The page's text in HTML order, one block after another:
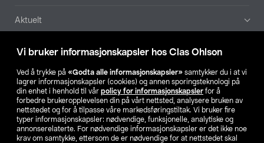
Vi bruker informasjonskapsler hos Clas Ohlson
Ved å trykke på «Godta alle informasjonskapsler» samtykker du i at vi
lagrer informasjonskapsler (cookies) og annen sporingsteknologi på
din enhet i henhold til vår policy for informasjonskapsler for å
forbedre brukeropplevelsen din på vårt nettsted, analysere bruken av
nettstedet og for å tilpasse våre markedsføringstiltak. Vi bruker fire
typer informasjonskapsler: nødvendige, funksjonelle, analytiske og
annonserelaterte. For nødvendige informasjonskapsler er det ikke noe
krav om samtykke, ettersom de er nødvendige for at nettstedet skal
Aktuelt
Våre selskaper
Finn din butikk
SE NO FI